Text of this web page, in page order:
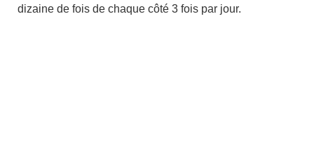
dizaine de fois de chaque côté 3 fois par jour.